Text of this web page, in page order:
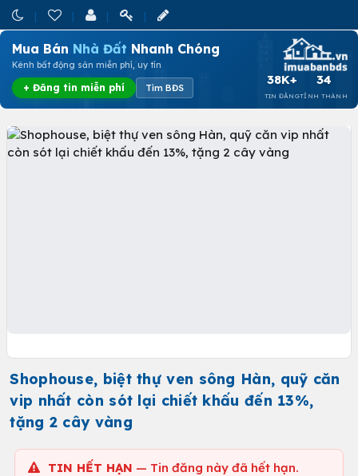
Mua Bán Nhà Đất Nhanh Chóng
Kênh bất động sản miễn phí, uy tín
+ Đăng tin miễn phí Tìm BĐS
38K+
TIN ĐĂNG
34
TỈNH THÀNH
Shophouse, biệt thự ven sông Hàn, quỹ căn
vip nhất còn sót lại chiết khấu đến 13%,
tặng 2 cây vàng
TIN HẾT HẠN — Tin đăng này đã hết hạn.